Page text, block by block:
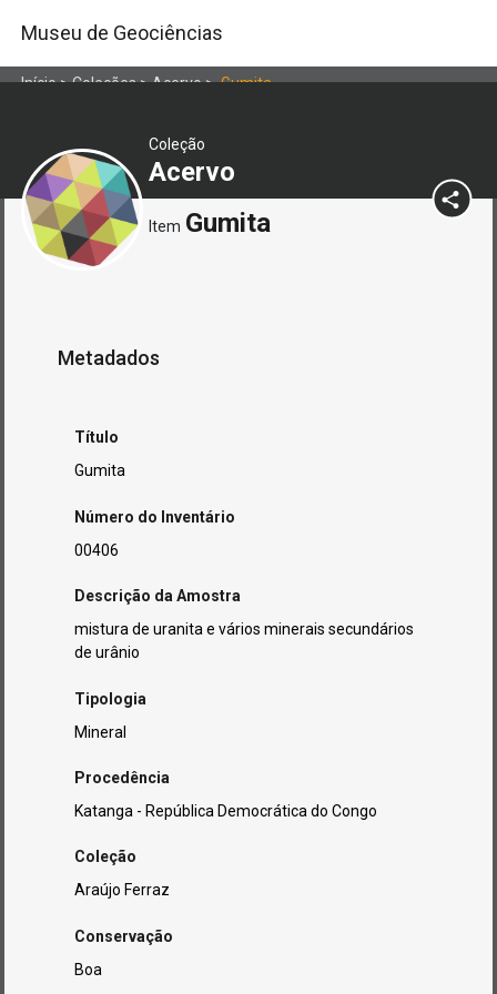
Museu de Geociências
Início>Coleções>Acervo>Gumita
Coleção
Acervo
Item Gumita
Metadados
Título
Gumita
Número do Inventário
00406
Descrição da Amostra
mistura de uranita e vários minerais secundários
de urânio
Tipologia
Mineral
Procedência
Katanga - República Democrática do Congo
Coleção
Araújo Ferraz
Conservação
Boa